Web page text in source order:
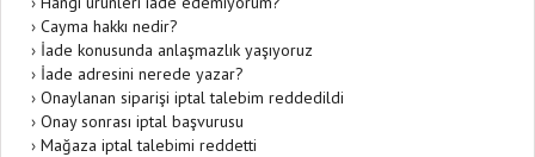
› Cayma hakkı nedir?
› İade konusunda anlaşmazlık yaşıyoruz
› İade adresini nerede yazar?
› Onaylanan siparişi iptal talebim reddedildi
› Onay sonrası iptal başvurusu
› Mağaza iptal talebimi reddetti